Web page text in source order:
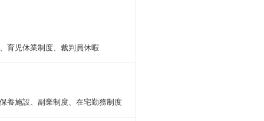
務構築計画などの策定、
名程 ※時期による変動あり）
存有人接点における現行業務可視
変動あり。支援領域によりチーム
育児休業制度、裁判員休暇
養施設、副業制度、在宅勤務制度